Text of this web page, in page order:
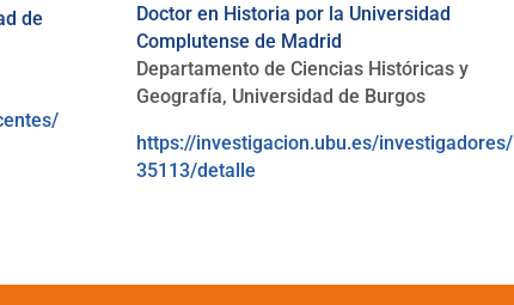
de
Doctor en Historia por la Universidad
Complutense de Madrid
Departamento de Ciencias Históricas y
Geografía, Universidad de Burgos
https://investigacion.ubu.es/investigadores/
35113/detalle